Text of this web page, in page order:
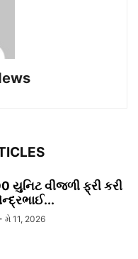
યુનિટ વીજળી ફ્રી કરી
મે 11, 2026